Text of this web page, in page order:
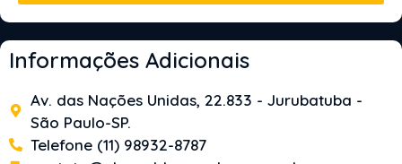
Informações Adicionais
Av. das Nações Unidas, 22.833 - Jurubatuba -
São Paulo-SP.
Telefone (11) 98932-8787